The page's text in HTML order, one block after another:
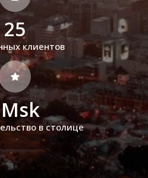
25
клиентов
в столице